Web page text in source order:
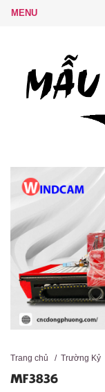
Trang chủ / Trường Kỷ
MF3836